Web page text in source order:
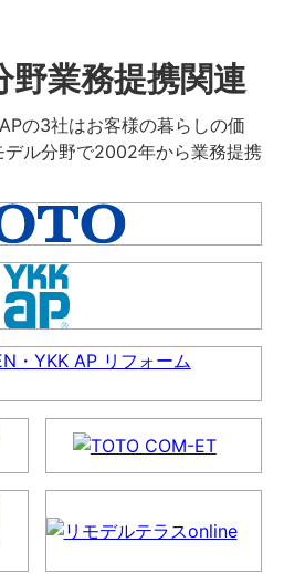
野業務提携関連
の3社はお客様の暮らしの価
ル分野で2002年から業務提携